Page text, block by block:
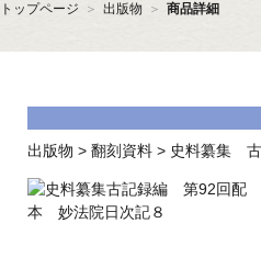
トップページ ＞ 出版物 ＞ 商品詳細
出版物 > 翻刻資料 > 史料纂集